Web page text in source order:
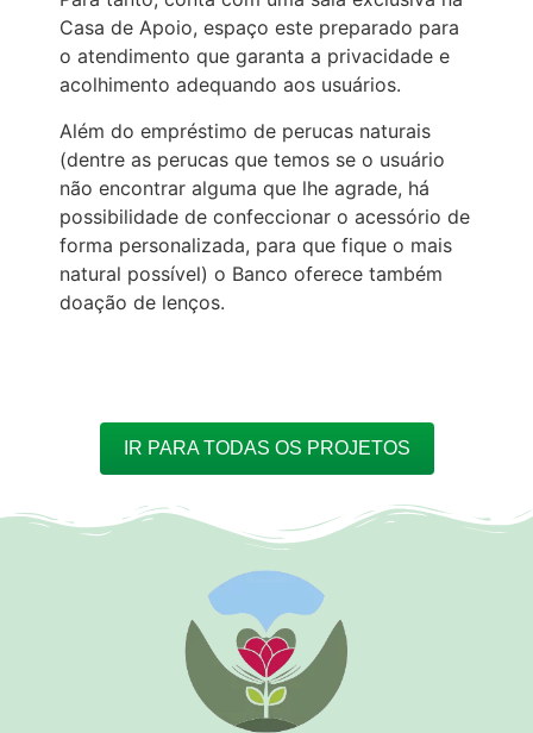
Casa de Apoio, espaço este preparado para
o atendimento que garanta a privacidade e
acolhimento adequando aos usuários.
Além do empréstimo de perucas naturais
(dentre as perucas que temos se o usuário
não encontrar alguma que lhe agrade, há
possibilidade de confeccionar o acessório de
forma personalizada, para que fique o mais
natural possível) o Banco oferece também
doação de lenços.
atender as pacientes em tratamento de
cabelo. Sendo este um adorno natural
do ser humano, sua perda reflete
negativamente na autoestima, o que
afeta também a qualidade de resposta
aos medicamentos e seu convívio social.
Sabe-se que o bem-estar emocional
contribui significativamente para o bem-
IR PARA TODAS OS PROJETOS